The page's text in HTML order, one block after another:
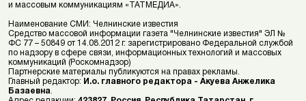
и массовым коммуникациям «ТАТМЕДИА».
Наименование СМИ: Челнинские известия
Средство массовой информации газета "Челнинские известия" ЭЛ №
ФС 77 – 50849 от 14.08.2012 г. зарегистрировано Федеральной службой
по надзору в сфере связи, информационных технологий и массовых
коммуникаций (Роскомнадзор)
Партнерские материалы публикуются на правах рекламы.
Главный редактор: И.о. главного редактора - Акуева Анжелика
Базаевна